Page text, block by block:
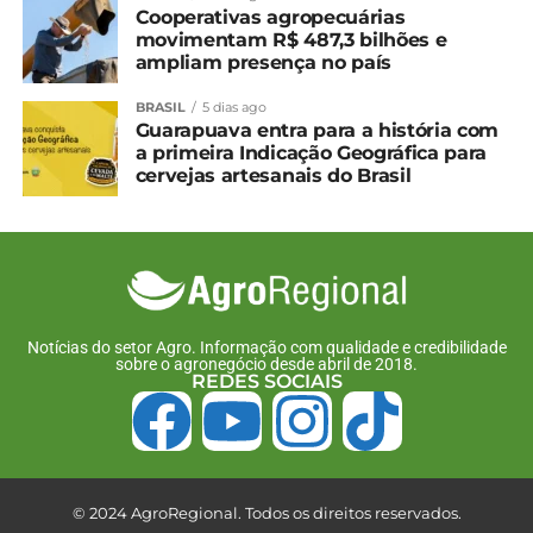
Relacionado
Sicar vai estar fora de
operação entre 9 e 29 de
30 de janeiro, 2024
Em "Brasil"
Paraná lança programa
regularização ambiental
rural
5 de dezembro, 2025
Em "Paraná"
Paraná é inserido em
plataforma nacional
Em "Brasil"
TÓPICOS RELACIONADOS:
Trigo: Semeadura da nova safra se inicia com
queda na área prevista
Cooperativas agropecuárias
movimentam R$ 487,3 bilhões e
ampliam presença no país
BRASIL 5 dias ago
Guarapuava entra para a história com
a primeira Indicação Geográfica para
cervejas artesanais do Brasil
Notícias do setor Agro. Informação com qualidade e credibilidade
sobre o agronegócio desde abril de 2018.
REDES SOCIAIS
© 2024 AgroRegional. Todos os direitos reservados.